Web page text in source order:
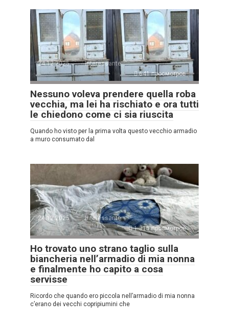
24.12.2025
Interessante
641 просмотров
Nessuno voleva prendere quella roba
vecchia, ma lei ha rischiato e ora tutti
le chiedono come ci sia riuscita
Quando ho visto per la prima volta questo vecchio armadio
a muro consumato dal
24.12.2025
Interessante
1.315 просмотров
Ho trovato uno strano taglio sulla
biancheria nell’armadio di mia nonna
e finalmente ho capito a cosa
servisse
Ricordo che quando ero piccola nell’armadio di mia nonna
c’erano dei vecchi copripiumini che